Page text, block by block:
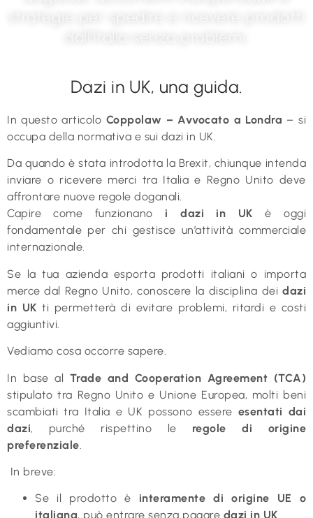
Dazi in UK, una guida.
In questo articolo Coppolaw – Avvocato a Londra – si
occupa della normativa e sui dazi in UK.
Da quando è stata introdotta la Brexit, chiunque intenda
inviare o ricevere merci tra Italia e Regno Unito deve
affrontare nuove regole doganali.
Capire come funzionano i dazi in UK è oggi
fondamentale per chi gestisce un’attività commerciale
internazionale.
Se la tua azienda esporta prodotti italiani o importa
merce dal Regno Unito, conoscere la disciplina dei dazi
in UK ti permetterà di evitare problemi, ritardi e costi
aggiuntivi.
Vediamo cosa occorre sapere.
In base al Trade and Cooperation Agreement (TCA)
stipulato tra Regno Unito e Unione Europea, molti beni
scambiati tra Italia e UK possono essere esentati dai
dazi, purché rispettino le regole di origine
preferenziale
In breve:
Se il prodotto è interamente di origine UE o
italiana, può entrare senza pagare dazi in UK.